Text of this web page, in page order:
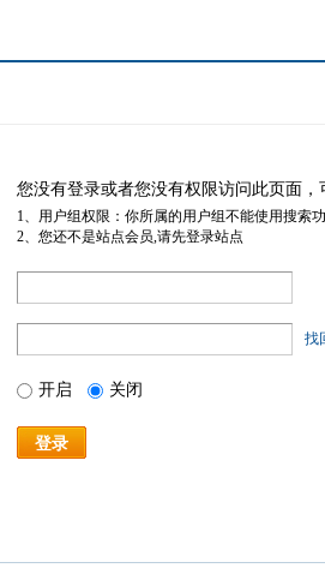
您没有登录或者您没有权限访问此页面
1、用户组权限：你所属的用户组不能使用搜索
2、您还不是站点会员,请先登录站点
找
开启 关闭
登录